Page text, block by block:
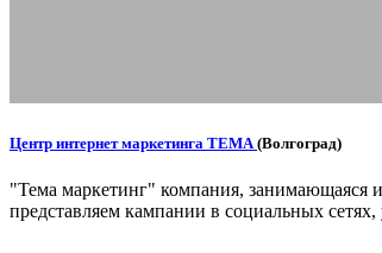
Центр интернет маркетинга ТЕМА (Волгоград)
"Тема маркетинг" компания, занимающаяся
представляем кампании в социальных